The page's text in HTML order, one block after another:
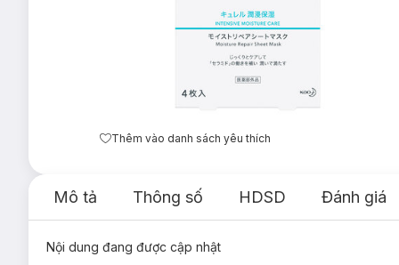
Thêm vào danh sách yêu thích
Mô tả Thông số HDSD Đánh giá
Nội dung đang được cập nhật